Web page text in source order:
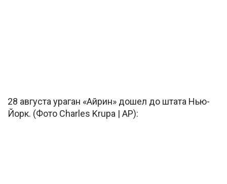
28 августа ураган «Айрин» дошел до штата Нью-
Йорк. (Фото Charles Krupa | AP):